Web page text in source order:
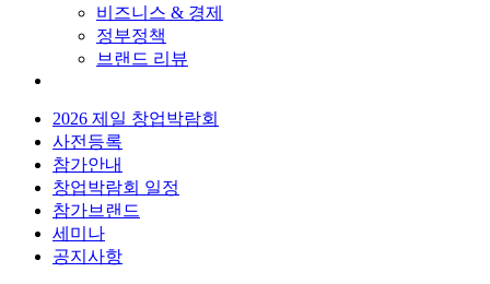
비즈니스 & 경제
정부정책
브랜드 리뷰
2026 제일 창업박람회
사전등록
참가안내
창업박람회 일정
참가브랜드
세미나
공지사항